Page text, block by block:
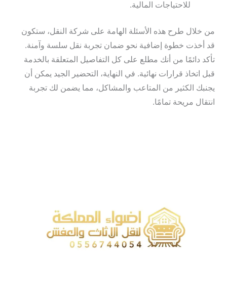
للاحتياجات المالية.
من خلال طرح هذه الأسئلة الهامة على شركة النقل، ستكون
قد أخذت خطوة إضافية نحو ضمان تجربة نقل سلسة وآمنة.
تأكد دائمًا من أنك مطلع على كل التفاصيل المتعلقة بالخدمة
قبل اتخاذ قرارات نهائية. في النهاية، التحضير الجيد يمكن أن
يجنبك الكثير من المتاعب والمشاكل، مما يضمن لك تجربة
انتقال مريحة تمامًا.